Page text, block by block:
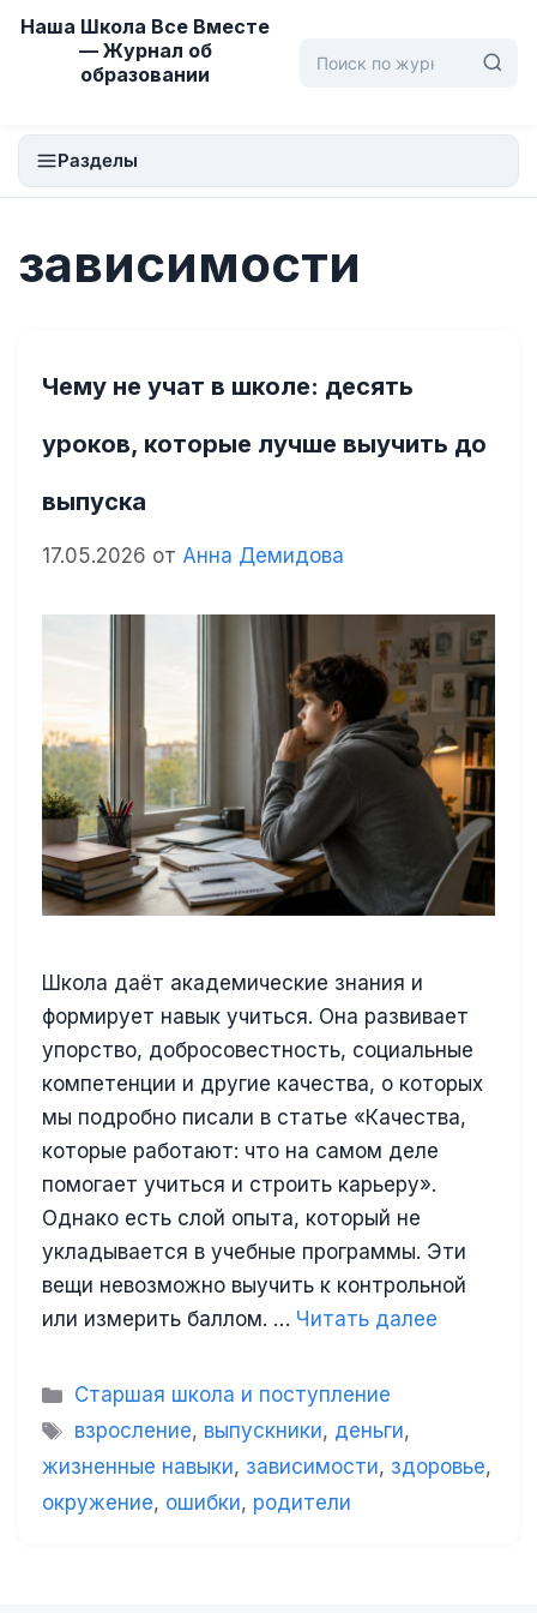
Перейти
содержимому
Наша Школа Все Вместе
— Журнал об
образовании
Разделы
зависимости
Чему не учат в школе: десять
уроков, которые лучше выучить до
выпуска
17.05.2026 от Анна Демидова
Школа даёт академические знания и
формирует навык учиться. Она развивает
упорство, добросовестность, социальные
компетенции и другие качества, о которых
мы подробно писали в статье «Качества,
которые работают: что на самом деле
помогает учиться и строить карьеру».
Однако есть слой опыта, который не
укладывается в учебные программы. Эти
вещи невозможно выучить к контрольной
или измерить баллом. … Читать далее
Рубрики
Старшая школа и поступление
Метки
взросление, выпускники, деньги,
жизненные навыки, зависимости, здоровье,
окружение, ошибки, родители